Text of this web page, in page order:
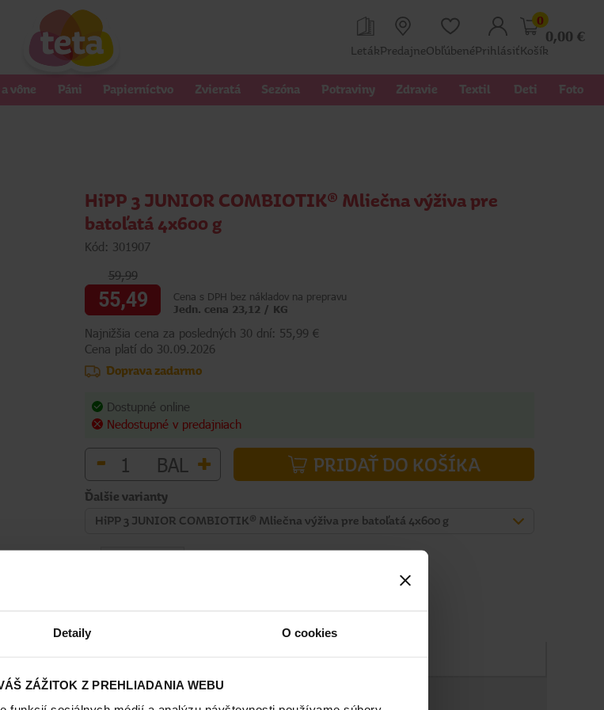
Detaily O cookies
ZÁŽITOK Z PREHLIADANIA WEBU
LetákPredajneObľúbenéPrihlásiť
0
0,00 €
Košík
a vône Páni Papierníctvo Zvieratá Sezóna Potraviny Zdravie Textil Deti Foto
HiPP 3 JUNIOR COMBIOTIK® Mliečna výživa pre
batoľatá 4x600 g
Kód: 301907
59,99
55,49
Cena s DPH bez nákladov na prepravu
Jedn. cena 23,12 / KG
Najnižšia cena za posledných 30 dní: 55,99 €
Cena platí do 30.09.2026
Doprava zadarmo
Dostupné online
Nedostupné v predajniach
- BAL + PRIDAŤ DO KOŠÍKA
Ďalšie varianty
HiPP 3 JUNIOR COMBIOTIK® Mliečna výživa pre batoľatá 4x600 g